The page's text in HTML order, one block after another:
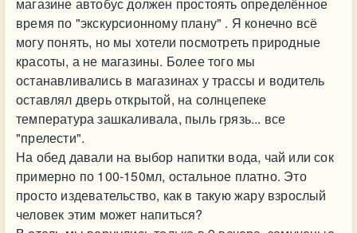
время по "экскурсионному плану" . Я конечно всё
могу понять, но мы хотели посмотреть природные
красоты, а не магазины. Более того мы
останавливались в магазинах у трассы и водитель
оставлял дверь открытой, на солнцепеке
температура зашкаливала, пыль грязь... все
"прелести".
На обед давали на выбор напитки вода, чай или сок
примерно по 100-150мл, остальное платно. Это
просто издевательство, как в такую жару взрослый
человек этим может напиться?